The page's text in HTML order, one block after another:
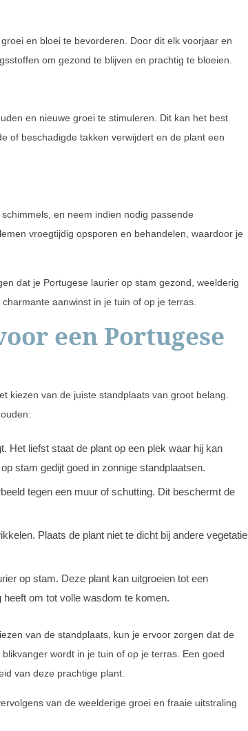
en bloei te bevorderen. Door dit elk voorjaar en
om gezond te blijven en prachtig te bloeien.
en nieuwe groei te stimuleren. Dit kan het best
of beschadigde takken verwijdert en de plant een
en neem indien nodig passende
vroegtijdig opsporen en behandelen, waardoor je
dat je Portugese laurier op stam gezond, weelderig
aanwinst in je tuin of op je terras.
een Portugese
kiezen van de juiste standplaats van groot belang.
Het liefst staat de plant op een plek waar hij kan
stam gedijt goed in zonnige standplaatsen.
tegen een muur of schutting. Dit beschermt de
Plaats de plant niet te dicht bij andere vegetatie
op stam. Deze plant kan uitgroeien tot een
om tot volle wasdom te komen.
van de standplaats, kun je ervoor zorgen dat de
wordt in je tuin of op je terras. Een goed
van deze prachtige plant.
van de weelderige groei en fraaie uitstraling